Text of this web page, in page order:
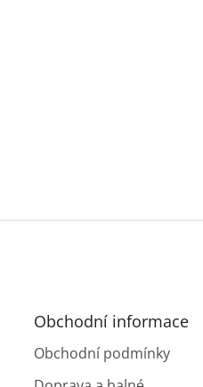
Obchodní informace
Obchodní podmínky